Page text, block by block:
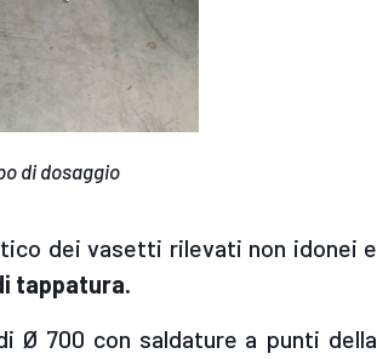
di dosaggio
dei vasetti rilevati non idonei e
tappatura.
Ø 700 con saldature a punti della